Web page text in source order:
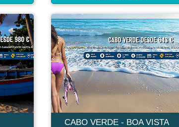
CABO VERDE - BOA VISTA